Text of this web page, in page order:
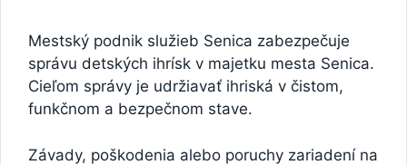
Mestský podnik služieb Senica zabezpečuje
správu detských ihrísk v majetku mesta Senica.
Cieľom správy je udržiavať ihriská v čistom,
funkčnom a bezpečnom stave.
Závady, poškodenia alebo poruchy zariadení na